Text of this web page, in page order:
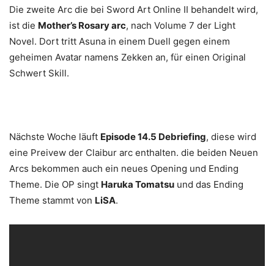
Die zweite Arc die bei Sword Art Online II behandelt wird,
ist die Mother’s Rosary arc, nach Volume 7 der Light
Novel. Dort tritt Asuna in einem Duell gegen einem
geheimen Avatar namens Zekken an, für einen Original
Schwert Skill.
Nächste Woche läuft Episode 14.5 Debriefing, diese wird
eine Preivew der Claibur arc enthalten. die beiden Neuen
Arcs bekommen auch ein neues Opening und Ending
Theme. Die OP singt Haruka Tomatsu und das Ending
Theme stammt von LiSA.